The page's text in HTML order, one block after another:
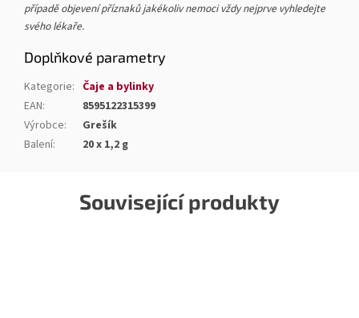
Související produkty
případě objevení příznaků jakékoliv nemoci vždy nejprve vyhledejte
svého lékaře.
Doplňkové parametry
Kategorie: Čaje a bylinky
EAN:
8595122315399
Výrobce:
Grešík
Balení: 20 x 1,2 g